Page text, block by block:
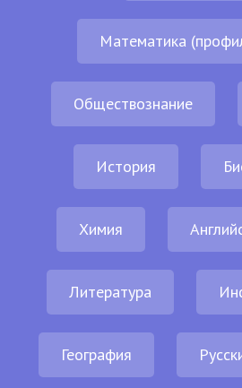
Математика
Обществознание
История
Химия
Литература
География